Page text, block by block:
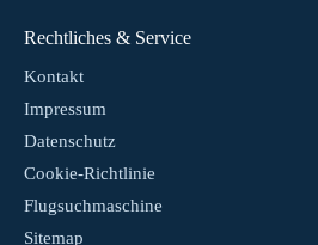
Rechtliches & Service
Kontakt
Impressum
Datenschutz
Cookie-Richtlinie
Flugsuchmaschine
Sitemap